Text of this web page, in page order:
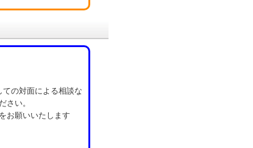
の対面による相談な
さい。
お願いいたします